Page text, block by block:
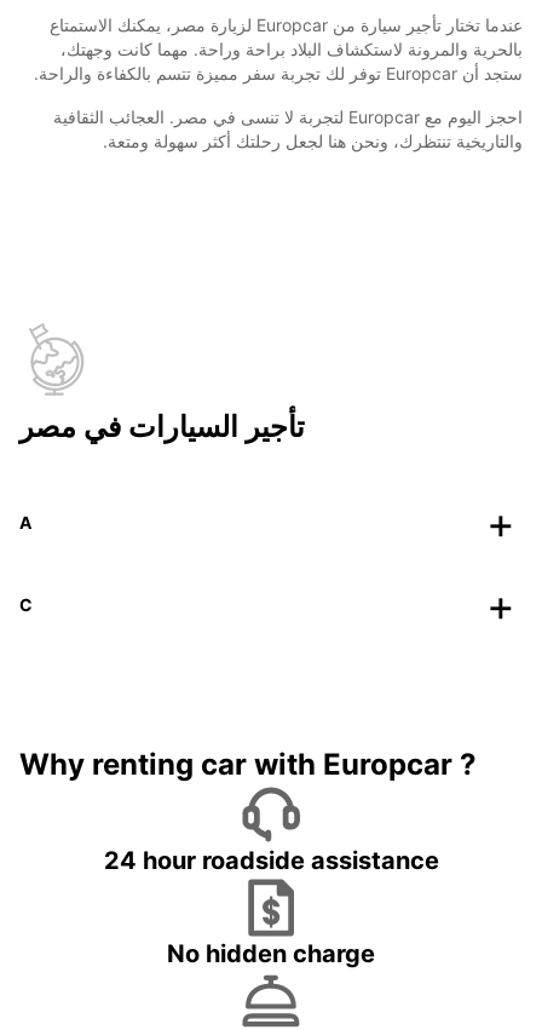
عندما تختار تأجير سيارة من Europcar لزيارة مصر، يمكنك الاستمتاع
بالحرية والمرونة لاستكشاف البلاد براحة وراحة. مهما كانت وجهتك،
ستجد أن Europcar توفر لك تجربة سفر مميزة تتسم بالكفاءة والراحة.
احجز اليوم مع Europcar لتجربة لا تنسى في مصر. العجائب الثقافية
والتاريخية تنتظرك، ونحن هنا لجعل رحلتك أكثر سهولة ومتعة.
تأجير السيارات في مصر
A
C
Why renting car with Europcar ?
24 hour roadside assistance
No hidden charge